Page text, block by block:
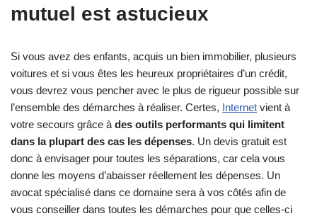
mutuel est astucieux
Si vous avez des enfants, acquis un bien immobilier, plusieurs
voitures et si vous êtes les heureux propriétaires d’un crédit,
vous devrez vous pencher avec le plus de rigueur possible sur
l’ensemble des démarches à réaliser. Certes, Internet vient à
votre secours grâce à des outils performants qui limitent
dans la plupart des cas les dépenses. Un devis gratuit est
donc à envisager pour toutes les séparations, car cela vous
donne les moyens d’abaisser réellement les dépenses. Un
avocat spécialisé dans ce domaine sera à vos côtés afin de
vous conseiller dans toutes les démarches pour que celles-ci